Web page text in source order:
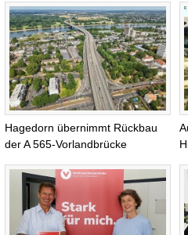
Hagedorn übernimmt Rückbau
der A 565-Vorlandbrücke